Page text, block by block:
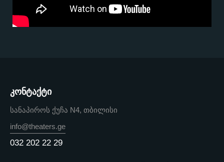
კონტაქტი
სანაპიროს ქუჩა N4, თბილისი
info@theaters.ge
032 202 22 29